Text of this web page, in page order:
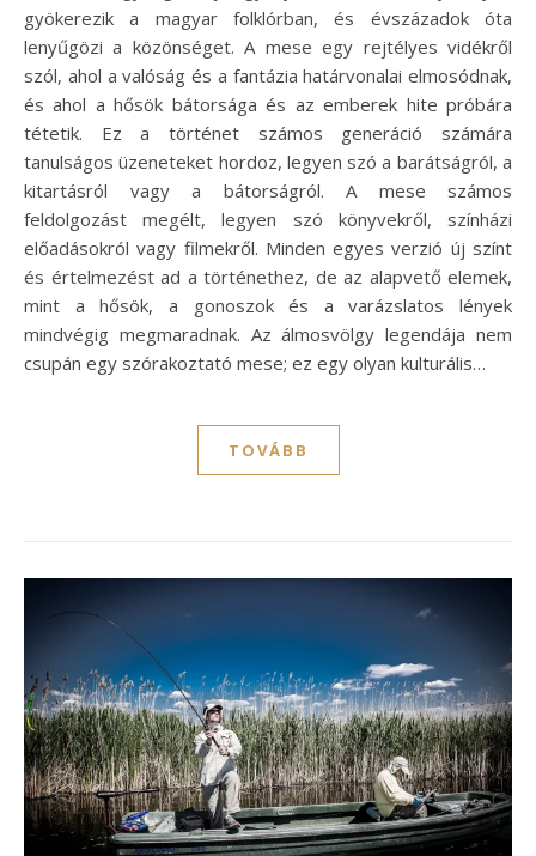
gyökerezik a magyar folklórban, és évszázadok óta
lenyűgözi a közönséget. A mese egy rejtélyes vidékről
szól, ahol a valóság és a fantázia határvonalai elmosódnak,
és ahol a hősök bátorsága és az emberek hite próbára
tétetik. Ez a történet számos generáció számára
tanulságos üzeneteket hordoz, legyen szó a barátságról, a
kitartásról vagy a bátorságról. A mese számos
feldolgozást megélt, legyen szó könyvekről, színházi
előadásokról vagy filmekről. Minden egyes verzió új színt
és értelmezést ad a történethez, de az alapvető elemek,
mint a hősök, a gonoszok és a varázslatos lények
mindvégig megmaradnak. Az álmosvölgy legendája nem
csupán egy szórakoztató mese; ez egy olyan kulturális…
TOVÁBB